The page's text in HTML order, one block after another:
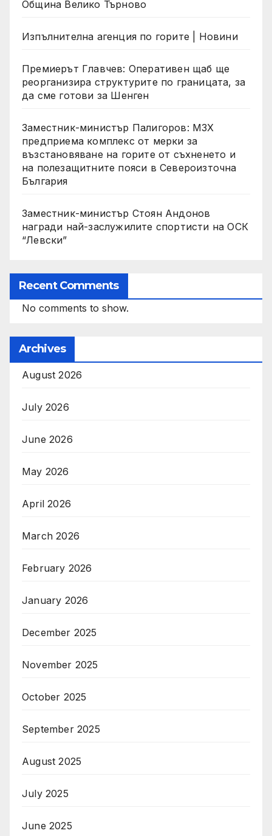
Община Велико Търново
Изпълнителна агенция по горите | Новини
Премиерът Главчев: Оперативен щаб ще
реорганизира структурите по границата, за
да сме готови за Шенген
Заместник-министър Палигоров: МЗХ
предприема комплекс от мерки за
възстановяване на горите от съхненето и
на полезащитните пояси в Североизточна
България
Заместник-министър Стоян Андонов
награди най-заслужилите спортисти на ОСК
“Левски”
Recent Comments
No comments to show.
Archives
August 2026
July 2026
June 2026
May 2026
April 2026
March 2026
February 2026
January 2026
December 2025
November 2025
October 2025
September 2025
August 2025
July 2025
June 2025